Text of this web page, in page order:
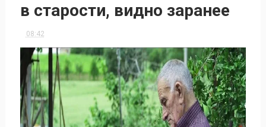
в старости, видно заранее
08:42